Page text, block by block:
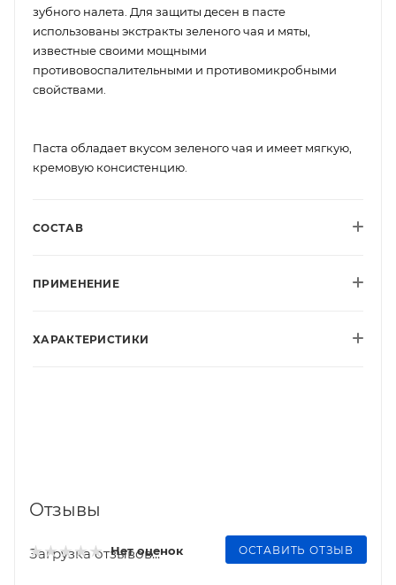
зубного налета. Для защиты десен в пасте
использованы экстракты зеленого чая и мяты,
известные своими мощными
противовоспалительными и противомикробными
свойствами.
Паста обладает вкусом зеленого чая и имеет мягкую,
кремовую консистенцию.
СОСТАВ
ПРИМЕНЕНИЕ
ХАРАКТЕРИСТИКИ
Отзывы
Нет оценок ОСТАВИТЬ ОТЗЫВ
Загрузка отзывов...